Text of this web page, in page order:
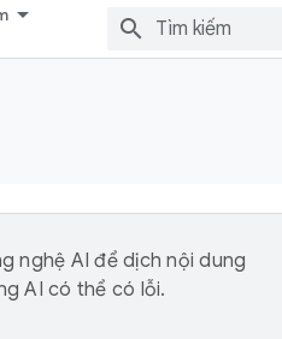
nghệ AI để dịch nội dung
AI có thể có lỗi.